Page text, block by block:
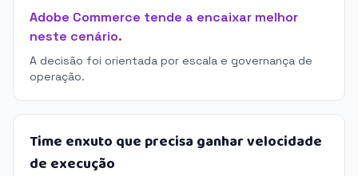
Adobe Commerce tende a encaixar melhor
neste cenário.
A decisão foi orientada por escala e governança de
operação.
Time enxuto que precisa ganhar velocidade
de execução